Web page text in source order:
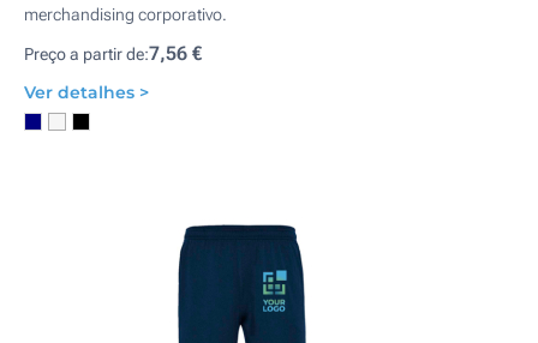
merchandising corporativo.
Preço a partir de:7,56 €
Ver detalhes >